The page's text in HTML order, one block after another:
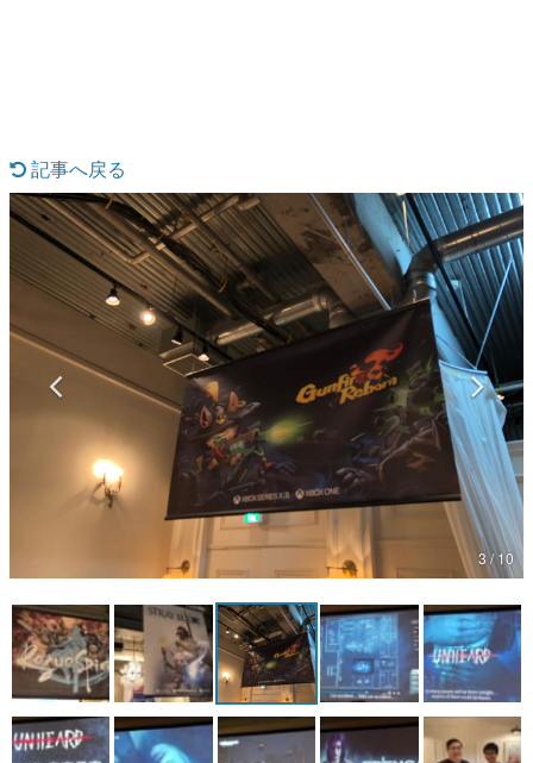
なんでゲームは面白い？
ゲーム開発者・hamatsu氏がゲームの魅力を画面や操作の
具体的な形から解き明かしていく、硬派で骨太な評論連載
です。
ゲームが変えた日本語
「経験値」「裏技」「ラスボス」… ゲームにまつわる言葉
の起源や用法の変遷を、コンピューター文化史研究家・タ
イニーP氏が徹底調査。
カテゴリ
特集記事
アプリレビュー
その他
電ファミニコゲーマーとは？
記事へ戻る
3 / 10